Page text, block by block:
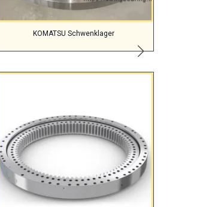
KOMATSU Schwenklager